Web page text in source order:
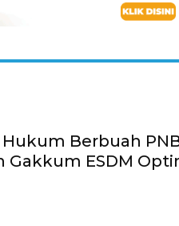
Berbuah
Gakkum ESDM